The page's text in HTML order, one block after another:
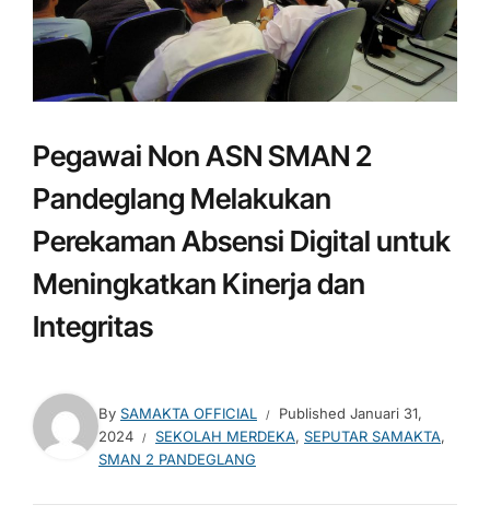
Pegawai Non ASN SMAN 2
Pandeglang Melakukan
Perekaman Absensi Digital untuk
Meningkatkan Kinerja dan
Integritas
By SAMAKTA OFFICIAL Published Januari 31,
2024
SEKOLAH MERDEKA, SEPUTAR SAMAKTA,
SMAN 2 PANDEGLANG